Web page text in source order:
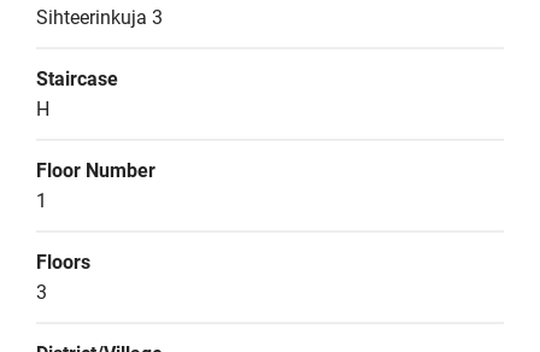
Sihteerinkuja 3
Staircase
H
Floor Number
1
Floors
3